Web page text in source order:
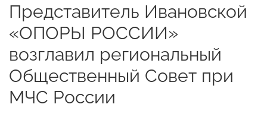
Представитель Ивановской
«ОПОРЫ РОССИИ»
возглавил региональный
Общественный Совет при
МЧС России